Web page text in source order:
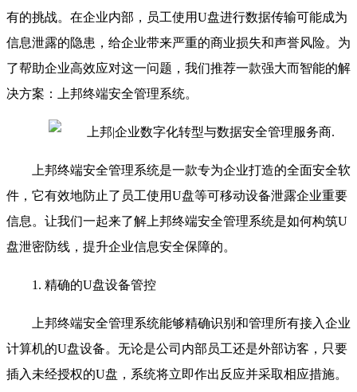
有的挑战。在企业内部，员工使用U盘进行数据传输可能成为
信息泄露的隐患，给企业带来严重的商业损失和声誉风险。为
了帮助企业高效应对这一问题，我们推荐一款强大而智能的解
决方案：上邦终端安全管理系统。
上邦终端安全管理系统是一款专为企业打造的全面安全软
件，它有效地防止了员工使用U盘等可移动设备泄露企业重要
信息。让我们一起来了解上邦终端安全管理系统是如何构筑U
盘泄密防线，提升企业信息安全保障的。
1. 精确的U盘设备管控
上邦终端安全管理系统能够精确识别和管理所有接入企业
计算机的U盘设备。无论是公司内部员工还是外部访客，只要
插入未经授权的U盘，系统将立即作出反应并采取相应措施。